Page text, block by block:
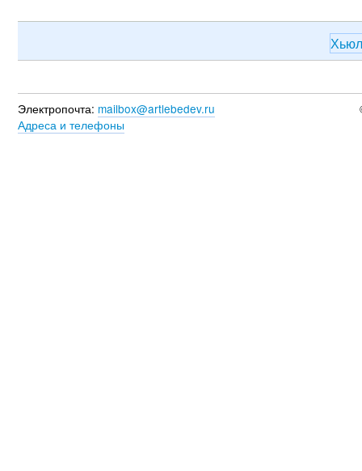
Электропочта: mailbox@artlebedev.ru
Адреса и телефоны